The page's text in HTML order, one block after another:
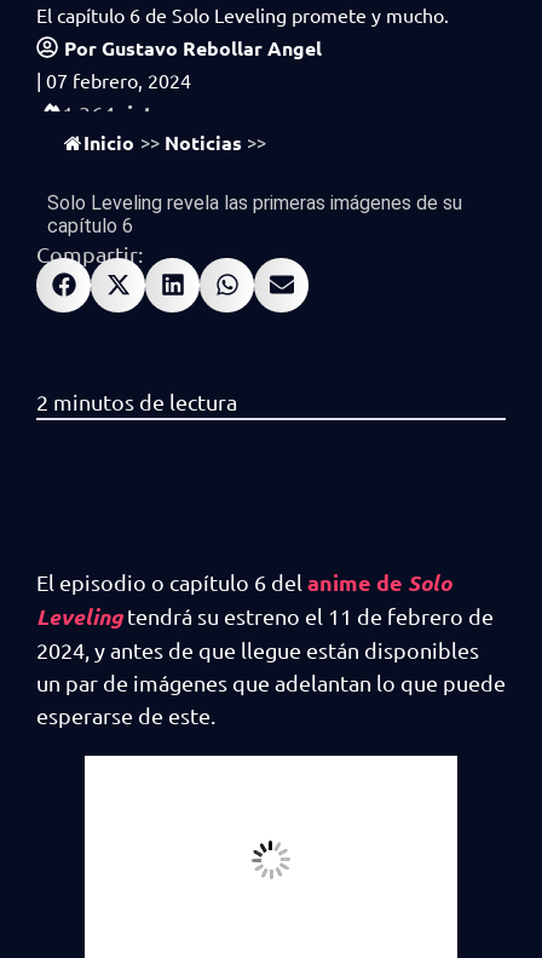
El capítulo 6 de Solo Leveling promete y mucho.
PorGustavo Rebollar Angel
| 07 febrero, 2024
1,364 vistas
Inicio >> Noticias >>
Solo Leveling revela las primeras imágenes de su
capítulo 6
Compartir:
El episodio o capítulo 6 del anime de Solo
Levelingtendrá su estreno el 11 de febrero de
2024, y antes de que llegue están disponibles
un par de imágenes que adelantan lo que puede
esperarse de este.